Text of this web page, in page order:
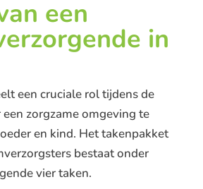
een
in
een cruciale rol tijdens de
zorgzame omgeving te
en kind. Het takenpakket
bestaat onder
vier taken.